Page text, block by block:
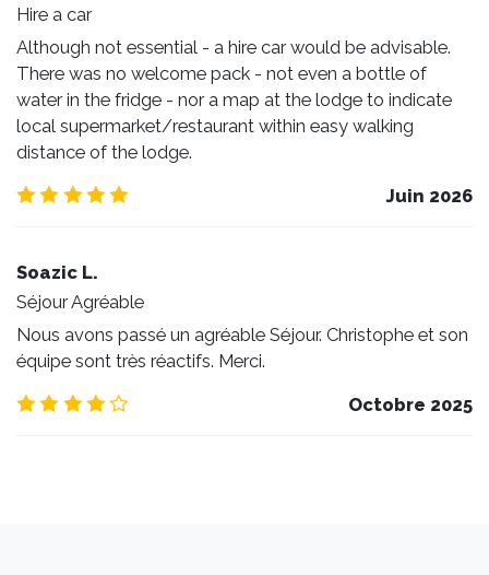
Hire a car
Although not essential - a hire car would be advisable.
There was no welcome pack - not even a bottle of
water in the fridge - nor a map at the lodge to indicate
local supermarket/restaurant within easy walking
distance of the lodge.
Juin 2026
Soazic L.
Séjour Agréable
Nous avons passé un agréable Séjour. Christophe et son
équipe sont très réactifs. Merci.
Octobre 2025